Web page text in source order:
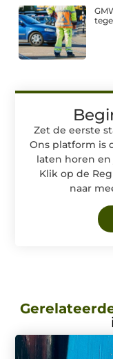
Zet de eerste
Ons platform is
laten horen
Klik op de
naar